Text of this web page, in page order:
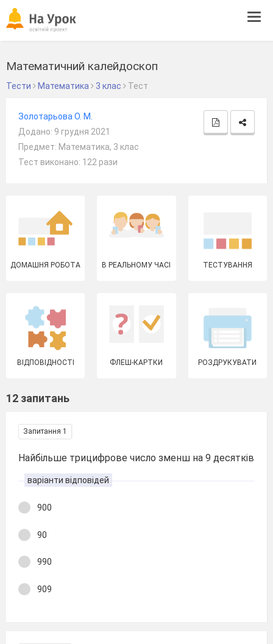
Математичний калейдоскоп
Тести Математика 3 клас Тест
Золотарьова О. М.
Додано: 9 грудня 2021
Предмет: Математика, 3 клас
Тест виконано: 122 рази
ДОМАШНЯ РОБОТА В РЕАЛЬНОМУ ЧАСІ ТЕСТУВАННЯ
ВІДПОВІДНОСТІ ФЛЕШ-КАРТКИ РОЗДРУКУВАТИ
12 запитань
Запитання 1
Найбільше трицифрове число зменш на 9 десятків
варіанти відповідей
900
90
990
909